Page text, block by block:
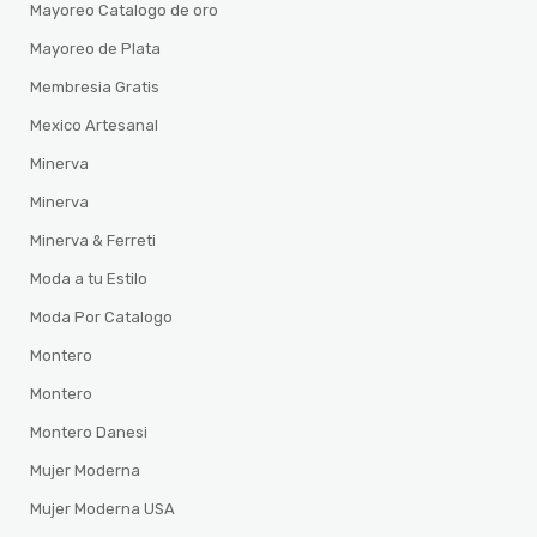
Mayoreo Catalogo de oro
Mayoreo de Plata
Membresia Gratis
Mexico Artesanal
Minerva
Minerva
Minerva & Ferreti
Moda a tu Estilo
Moda Por Catalogo
Montero
Montero
Montero Danesi
Mujer Moderna
Mujer Moderna USA